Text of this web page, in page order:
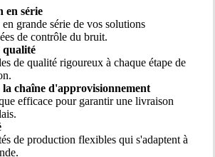
en série
grande série de vos solutions
de contrôle du bruit.
qualité
de qualité rigoureux à chaque étape de
la chaîne d'approvisionnement
efficace pour garantir une livraison
de production flexibles qui s'adaptent à